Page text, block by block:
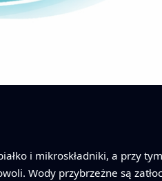
i mikroskładniki, a przy
Wody przybrzeżne są